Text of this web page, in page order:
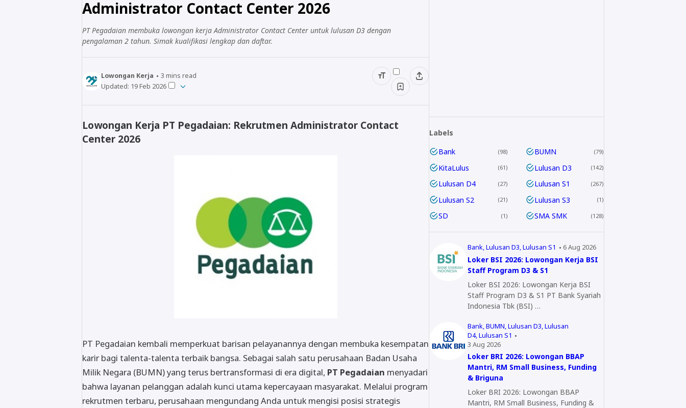
Administrator Contact Center 2026
PT Pegadaian membuka lowongan kerja Administrator Contact Center untuk lulusan D3 dengan
pengalaman 2 tahun. Simak kualifikasi lengkap dan daftar.
Lowongan Kerja 3 mins read
Updated: 19 Feb 2026
Lowongan Kerja PT Pegadaian: Rekrutmen Administrator Contact
Center 2026
PT Pegadaian kembali memperkuat barisan pelayanannya dengan membuka kesempatan
karir bagi talenta-talenta terbaik bangsa. Sebagai salah satu perusahaan Badan Usaha
Milik Negara (BUMN) yang terus bertransformasi di era digital, PT Pegadaian menyadari
bahwa layanan pelanggan adalah kunci utama kepercayaan masyarakat. Melalui program
rekrutmen terbaru, perusahaan mengundang Anda untuk mengisi posisi strategis
Labels
Bank
98 BUMN 79
KitaLulus 61 Lulusan D3 142
Lulusan D4 27 Lulusan S1 267
Lulusan S2 21 Lulusan S3 1
SD 1 SMA SMK 128
Bank Lulusan D3 Lulusan S1 6 Aug 2026
Loker BSI 2026: Lowongan Kerja BSI
Staff Program D3 & S1
Loker BSI 2026: Lowongan Kerja BSI
Staff Program D3 & S1 PT Bank Syariah
Indonesia Tbk (BSI) …
Bank BUMN Lulusan D3 Lulusan
D4 Lulusan S1
3 Aug 2026
Loker BRI 2026: Lowongan BBAP
Mantri, RM Small Business, Funding
& Briguna
Loker BRI 2026: Lowongan BBAP
Mantri, RM Small Business, Funding &